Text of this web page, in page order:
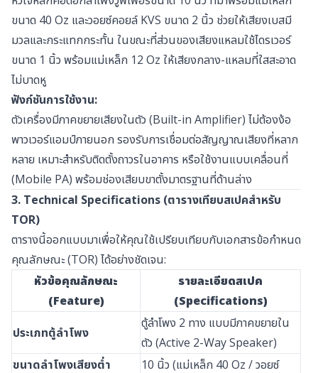
ขนาด 40 Oz และวอยซ์คอยล์ KVS ขนาด 2 นิ้ว ช่วยให้เสียงเบสมี
มวลและกระแทกกระทั้น ในขณะที่ส่วนของเสียงแหลมใช้ไดรเวอร์
ขนาด 1 นิ้ว พร้อมแม่เหล็ก 12 Oz ให้เสียงกลาง-แหลมที่ใสสะอาด
ไม่บาดหู
ฟังก์ชันการใช้งาน:
ตัวเครื่องมีภาคขยายเสียงในตัว (Built-in Amplifier) ไม่ต้องง้อ
พาวเวอร์แอมป์ภายนอก รองรับการเชื่อมต่อสัญญาณเสียงที่หลาก
หลาย เหมาะสำหรับติดตั้งถาวรในอาคาร หรือใช้งานแบบเคลื่อนที่
(Mobile PA) พร้อมช่องเสียบขาตั้งมาตรฐานที่ด้านล่าง
3. Technical Specifications (ตารางเทียบสเปคสำหรับ
TOR)
ตารางนี้ออกแบบมาเพื่อให้คุณใช้เปรียบเทียบกับเอกสารข้อกำหนด
คุณลักษณะ (TOR) ได้อย่างชัดเจน:
หัวข้อคุณลักษณะ
(Feature)
รายละเอียดสเปค
(Specifications)
ประเภทตู้ลำโพง
ตู้ลำโพง 2 ทาง แบบมีภาคขยายใน
ตัว (Active 2-Way Speaker)
ขนาดลำโพงเสียงต่ำ
10 นิ้ว (แม่เหล็ก 40 Oz / วอยซ์